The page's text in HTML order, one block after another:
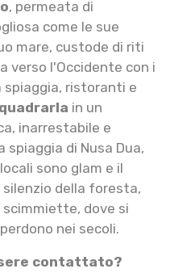
, permeata di
come le sue
mare, custode di riti
verso l'Occidente con i
ristoranti e
in un
inarrestabile e
spiaggia di Nusa Dua,
sono glam e il
silenzio della foresta,
dove si
nei secoli.
contattato?